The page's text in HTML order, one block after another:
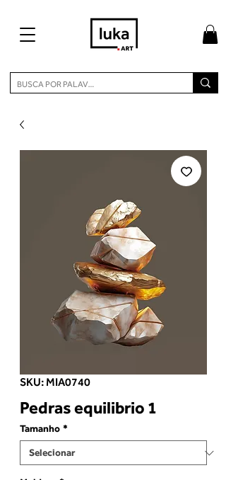
SKU: MIA0740
Pedras equilibrio 1
Tamanho *